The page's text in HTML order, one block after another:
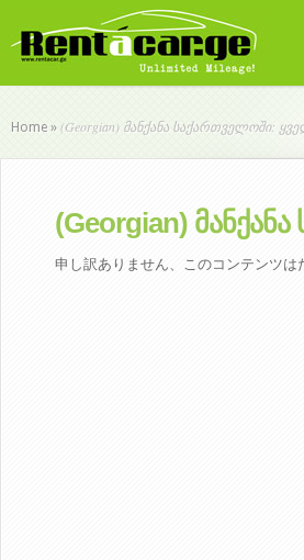
Home » (Georgian) მანქანა საქართველოში:
(Georgian)
申し訳ありません、このコンテンツ